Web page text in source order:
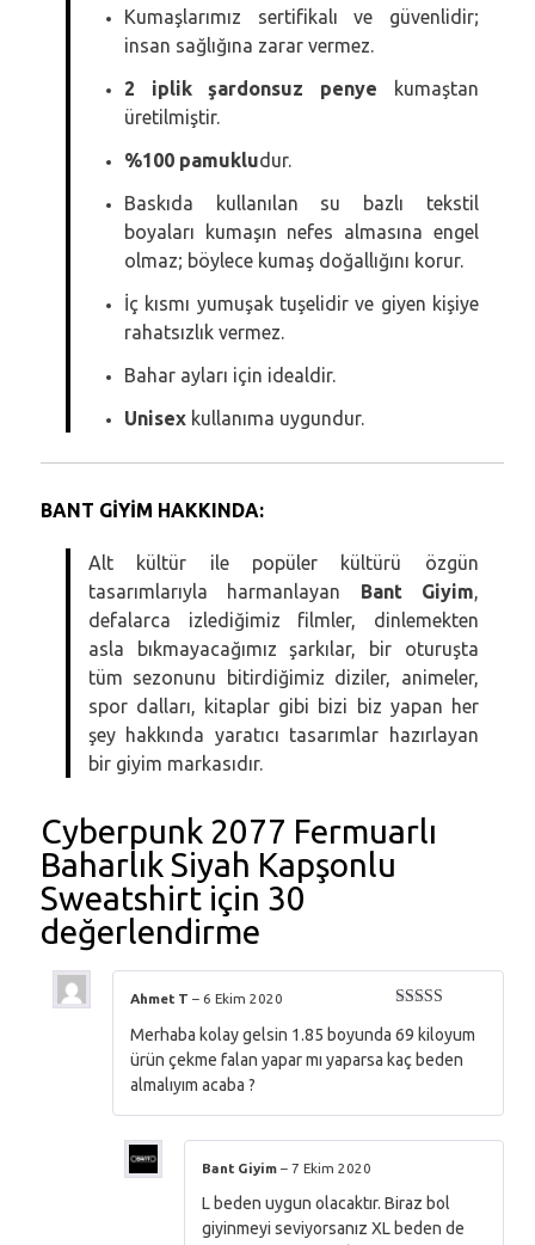
Kumaşlarımız sertifikalı ve güvenlidir;
insan sağlığına zarar vermez.
2 iplik şardonsuz penye kumaştan
üretilmiştir.
%100 pamukludur.
Baskıda kullanılan su bazlı tekstil
boyaları kumaşın nefes almasına engel
olmaz; böylece kumaş doğallığını korur.
İç kısmı yumuşak tuşelidir ve giyen kişiye
rahatsızlık vermez.
Bahar ayları için idealdir.
Unisexkullanıma uygundur.
BANT GİYİM HAKKINDA:
Alt kültür ile popüler kültürü özgün
tasarımlarıyla harmanlayan Bant Giyim,
defalarca izlediğimiz filmler, dinlemekten
asla bıkmayacağımız şarkılar, bir oturuşta
tüm sezonunu bitirdiğimiz diziler, animeler,
spor dalları, kitaplar gibi bizi biz yapan her
şey hakkında yaratıcı tasarımlar hazırlayan
bir giyim markasıdır.
Cyberpunk 2077 Fermuarlı
Baharlık Siyah Kapşonlu
Sweatshirtiçin 30
değerlendirme
5oy aldı
Ahmet T – 6 Ekim 2020
Merhaba kolay gelsin 1.85 boyunda 69 kiloyum
ürün çekme falan yapar mı yaparsa kaç beden
almalıyım acaba ?
Bant Giyim – 7 Ekim 2020
L beden uygun olacaktır. Biraz bol
giyinmeyi seviyorsanız XL beden de